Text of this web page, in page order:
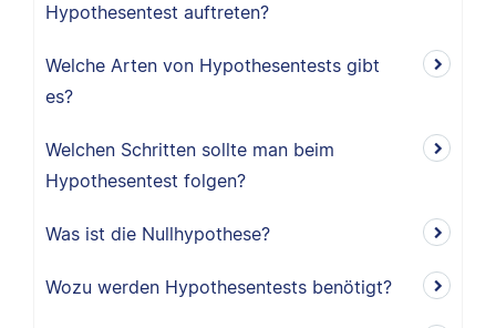
Hypothesentest auftreten?
Welche Arten von Hypothesentests gibt
es?
Welchen Schritten sollte man beim
Hypothesentest folgen?
Was ist die Nullhypothese?
Wozu werden Hypothesentests benötigt?